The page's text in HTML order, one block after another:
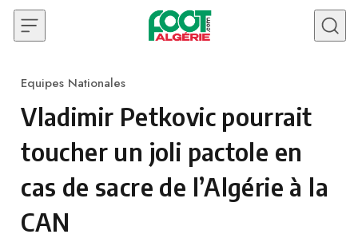
Skip to content
Category
Equipes Nationales
Vladimir Petkovic pourrait
toucher un joli pactole en
cas de sacre de l’Algérie à la
CAN